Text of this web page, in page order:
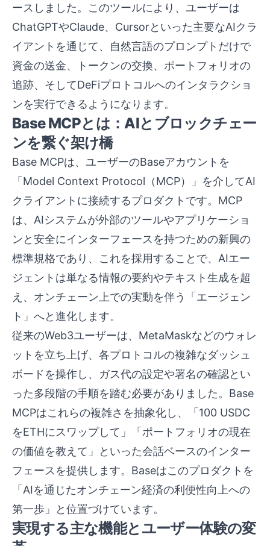
ースしました。このツールにより、ユーザーは
ChatGPTやClaude、Cursorといった主要なAIクラ
イアントを通じて、自然言語のプロンプトだけで
資金の送金、トークンの交換、ポートフォリオの
追跡、そしてDeFiプロトコルへのインタラクショ
ンを実行できるようになります。
Base MCPとは：AIとブロックチェー
ンを繋ぐ架け橋
Base MCPは、ユーザーのBaseアカウントを
「Model Context Protocol（MCP）」を介してAI
クライアントに接続するプロダクトです。MCP
は、AIシステムが外部のツールやアプリケーショ
ンと安全にインターフェースを持つための新興の
標準規格であり、これを採用することで、AIエー
ジェントは単なる情報の要約やテキスト生成を超
え、オンチェーン上での実動を伴う「エージェン
ト」へと進化します。
従来のWeb3ユーザーは、MetaMaskなどのウォレ
ットを立ち上げ、各プロトコルの複雑なダッシュ
ボードを操作し、ガス代の設定や署名の確認とい
った多段階の手順を踏む必要がありました。Base
MCPはこれらの複雑さを抽象化し、「100 USDC
をETHにスワップして」「ポートフォリオの現在
の価値を教えて」といった会話ベースのインター
フェースを提供します。Baseはこのプロダクトを
「AIを通じたオンチェーン経済の利便性向上への
第一歩」と位置づけています。
実現する主な機能とユーザー体験の変